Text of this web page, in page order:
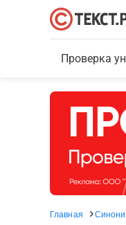
Проверка
Главная